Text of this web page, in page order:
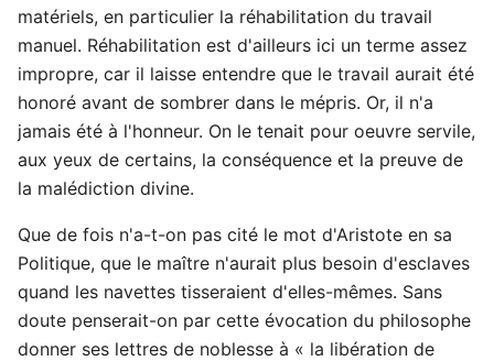
matériels, en particulier la réhabilitation du travail
manuel. Réhabilitation est d'ailleurs ici un terme assez
impropre, car il laisse entendre que le travail aurait été
honoré avant de sombrer dans le mépris. Or, il n'a
jamais été à l'honneur. On le tenait pour oeuvre servile,
aux yeux de certains, la conséquence et la preuve de
la malédiction divine.
Que de fois n'a-t-on pas cité le mot d'Aristote en sa
Politique, que le maître n'aurait plus besoin d'esclaves
quand les navettes tisseraient d'elles-mêmes. Sans
doute penserait-on par cette évocation du philosophe
donner ses lettres de noblesse à « la libération de